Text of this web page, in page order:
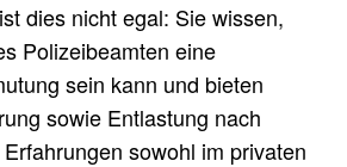
dies nicht egal: Sie wissen,
Polizeibeamten eine
sein kann und bieten
sowie Entlastung nach
sowohl im privaten